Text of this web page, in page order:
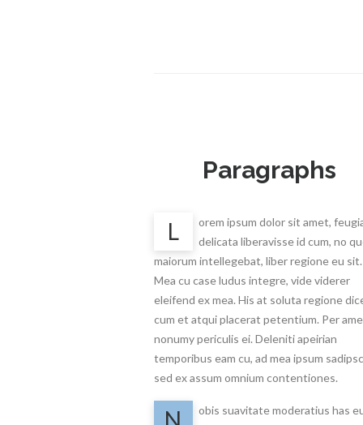
Paragraphs
L
orem ipsum dolor sit amet,
delicata liberavisse id cum, no
maiorum intellegebat, liber regione eu sit.
Mea cu case ludus integre, vide viderer
eleifend ex mea. His at soluta regione
cum et atqui placerat petentium. Per
nonumy periculis ei. Deleniti apeirian
temporibus eam cu, ad mea ipsum
sed ex assum omnium contentiones.
N
obis suavitate moderatius has